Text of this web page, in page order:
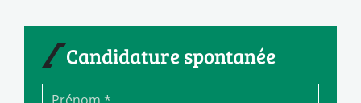
Candidature spontanée